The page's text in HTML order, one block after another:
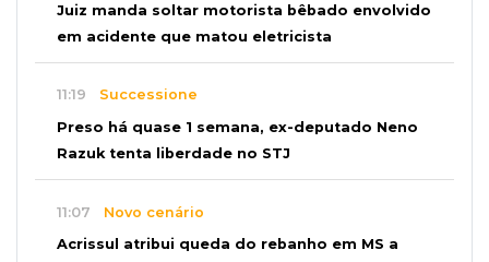
Juiz manda soltar motorista bêbado envolvido
em acidente que matou eletricista
11:19 Successione
Preso há quase 1 semana, ex-deputado Neno
Razuk tenta liberdade no STJ
11:07 Novo cenário
Acrissul atribui queda do rebanho em MS a